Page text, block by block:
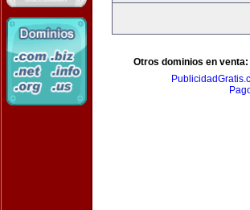
Otros dominios en venta: